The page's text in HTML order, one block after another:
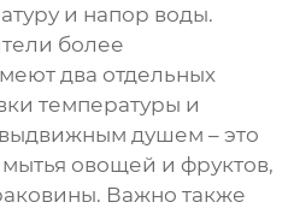
и напор воды.
более
два отдельных
температуры и
душем – это
овощей и фруктов,
Важно также